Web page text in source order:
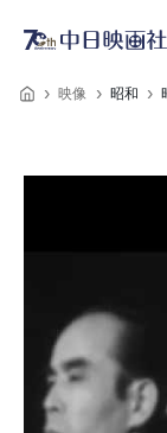
映像 昭和